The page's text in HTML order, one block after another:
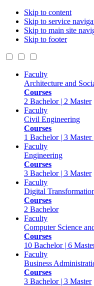
Skip to content
Skip to service
Skip to main site
Skip to footer
Faculty
Architecture and
Courses
2 Bachelor | 2 Master
Faculty
Civil Engineering
Courses
1 Bachelor | 3
Faculty
Engineering
Courses
3 Bachelor | 3 Master
Faculty
Digital
Courses
2 Bachelor
Faculty
Computer Science
Courses
10 Bachelor | 6
Faculty
Business
Courses
3 Bachelor | 3 Master